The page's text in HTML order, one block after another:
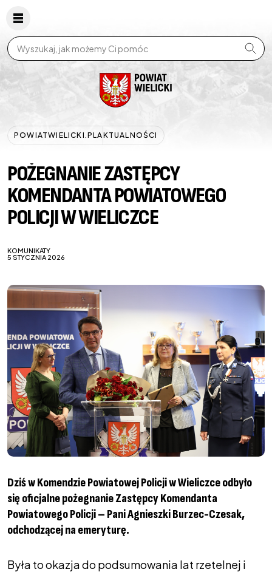
Wpisz szukaną frazę
POWIATWIELICKI.PLAKTUALNOŚCI
POŻEGNANIE ZASTĘPCY
KOMENDANTA POWIATOWEGO
POLICJI W WIELICZCE
KOMUNIKATY
5 STYCZNIA 2026
Dziś w Komendzie Powiatowej Policji w Wieliczce odbyło
się oficjalne pożegnanie Zastępcy Komendanta
Powiatowego Policji – Pani Agnieszki Burzec-Czesak,
odchodzącej na emeryturę.
Była to okazja do podsumowania lat rzetelnej i